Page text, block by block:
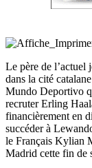
Le père de
dans la cité
Mundo Deportivo
recruter Erling
financièrement en
succéder à
le Français Kylian
Madrid cette fin de